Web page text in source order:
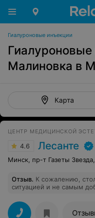
Гиалуроновые инъекции
Малиновка в
Карта
ЦЕНТР МЕДИЦИНСКОЙ
4.6 Лесанте
Минск, пр-т Газеты
Отзыв. К сожалению,
ситуацией и не самым
медицинский центр.
ботулинотерапии.